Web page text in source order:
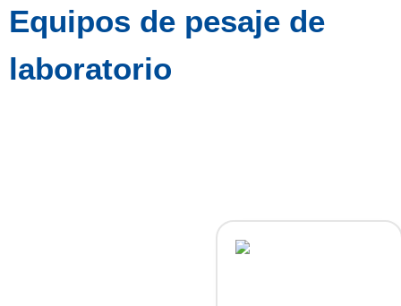
Equipos de pesaje de
laboratorio